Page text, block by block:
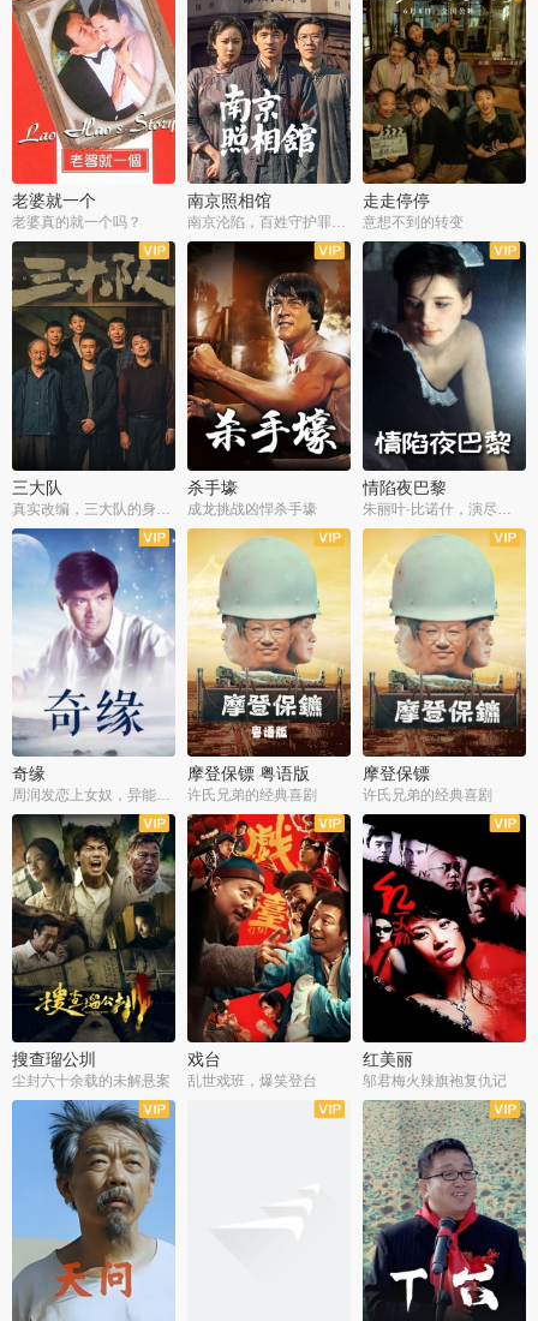
老婆就一个
老婆真的就一个吗？
南京照相馆
南京沦陷，百姓守护罪证底片
走走停停
意想不到的转变
三大队 杀手壕
成龙挑战凶悍杀手壕
情陷夜巴黎
奇缘
周润发恋上女奴，异能护体战邪派
摩登保镖 粤语版
许氏兄弟的经典喜剧
摩登保镖
许氏兄弟的经典喜剧
搜查瑠公圳
尘封六十余载的未解悬案
戏台
乱世戏班，爆笑登台
红美丽
邬君梅火辣旗袍复仇记